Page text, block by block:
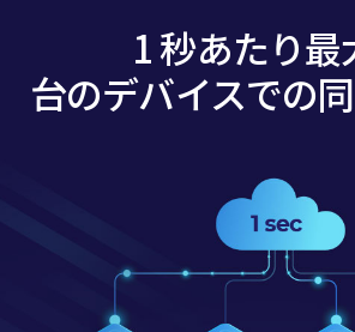
1 秒あたり最
台のデバイスでの